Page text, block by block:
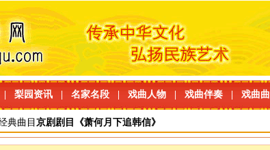
梨园资讯 名家名段 戏曲人物 戏曲伴奏 戏曲
典曲目 京剧剧目《萧何月下追韩信》